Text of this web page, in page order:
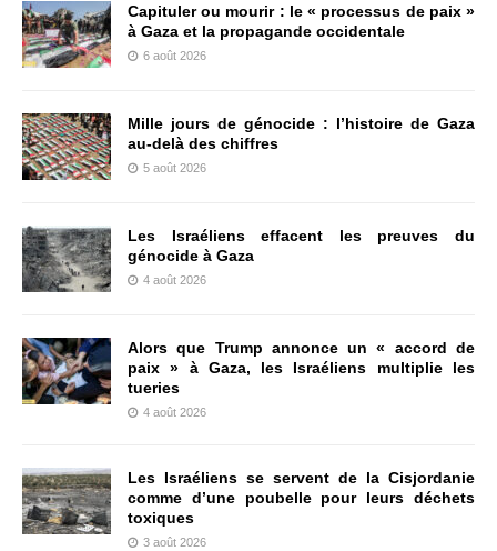
Capituler ou mourir : le « processus de paix »
à Gaza et la propagande occidentale
6 août 2026
Mille jours de génocide : l’histoire de Gaza
au-delà des chiffres
5 août 2026
Les Israéliens effacent les preuves du
génocide à Gaza
4 août 2026
Alors que Trump annonce un « accord de
paix » à Gaza, les Israéliens multiplie les
tueries
4 août 2026
Les Israéliens se servent de la Cisjordanie
comme d’une poubelle pour leurs déchets
toxiques
3 août 2026